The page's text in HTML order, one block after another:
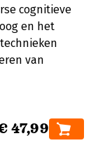
cognitieve
en het
van
47,99